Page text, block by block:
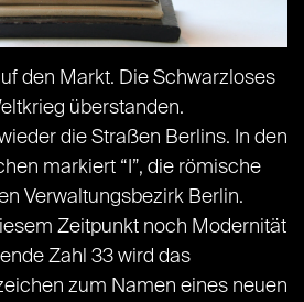
den Markt. Die Schwarzloses
überstanden.
die Straßen Berlins. In den
markiert “I”, die römische
Verwaltungsbezirk Berlin.
Zeitpunkt noch Modernität
Zahl 33 wird das
zum Namen eines neuen